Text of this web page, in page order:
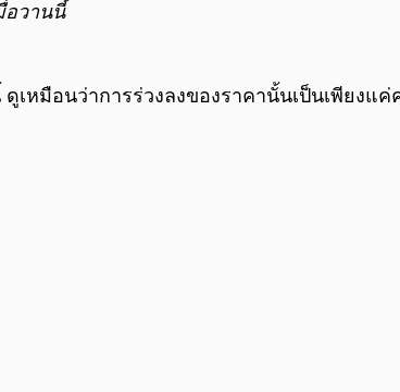
อวานนี้
หมือนว่าการร่วงลงของราคานั้นเป็นเพียงแค่